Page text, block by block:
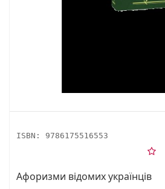
ISBN: 9786175516553
Афоризми вiдомих українцiв